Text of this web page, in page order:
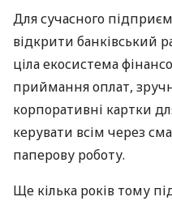
Для сучасного
відкрити банківський
ціла екосистема
приймання оплат,
корпоративні картки
керувати всім через
паперову роботу.
Ще кілька років тому